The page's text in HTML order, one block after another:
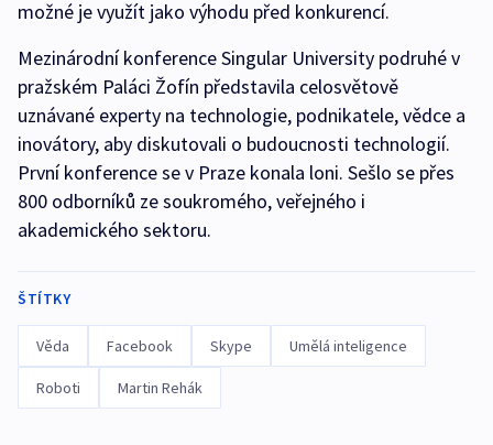
možné je využít jako výhodu před konkurencí.
Mezinárodní konference Singular University podruhé v
pražském Paláci Žofín představila celosvětově
uznávané experty na technologie, podnikatele, vědce a
inovátory, aby diskutovali o budoucnosti technologií.
První konference se v Praze konala loni. Sešlo se přes
800 odborníků ze soukromého, veřejného i
akademického sektoru.
ŠTÍTKY
Věda Facebook Skype Umělá inteligence
Roboti Martin Rehák